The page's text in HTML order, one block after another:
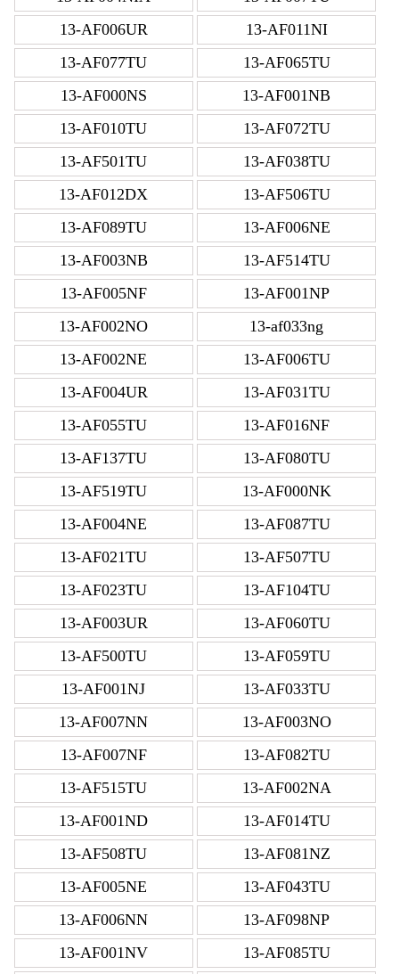
13-AF006UR
13-AF011NI
13-AF077TU
13-AF065TU
13-AF000NS
13-AF001NB
13-AF010TU
13-AF072TU
13-AF501TU
13-AF038TU
13-AF012DX
13-AF506TU
13-AF089TU
13-AF006NE
13-AF003NB
13-AF514TU
13-AF005NF
13-AF001NP
13-AF002NO
13-af033ng
13-AF002NE
13-AF006TU
13-AF004UR
13-AF031TU
13-AF055TU
13-AF016NF
13-AF137TU
13-AF080TU
13-AF519TU
13-AF000NK
13-AF004NE
13-AF087TU
13-AF021TU
13-AF507TU
13-AF023TU
13-AF104TU
13-AF003UR
13-AF060TU
13-AF500TU
13-AF059TU
13-AF001NJ
13-AF033TU
13-AF007NN
13-AF003NO
13-AF007NF
13-AF082TU
13-AF515TU
13-AF002NA
13-AF001ND
13-AF014TU
13-AF508TU
13-AF081NZ
13-AF005NE
13-AF043TU
13-AF006NN
13-AF098NP
13-AF001NV
13-AF085TU